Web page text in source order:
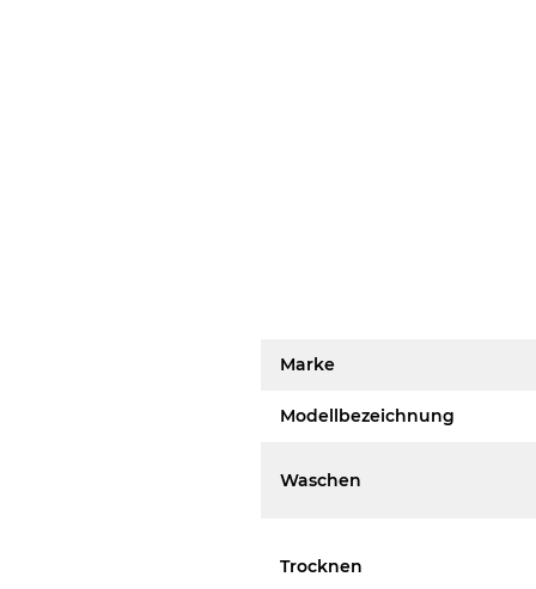
Marke
Modellbezeichnung
Waschen
Trocknen